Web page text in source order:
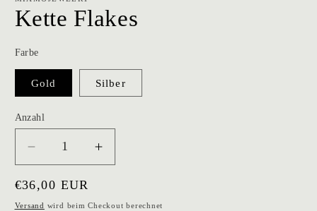
Kette Flakes
Farbe
Gold Silber
Anzahl
Verringere
die
Menge
für
Erhöhe
die
für
Normaler
Preis
€36,00 EUR
Versand wird beim Checkout berechnet